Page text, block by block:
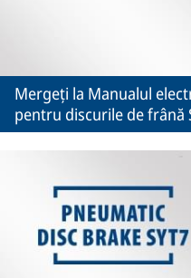
Mergeți la Manualul
pentru discurile de frână